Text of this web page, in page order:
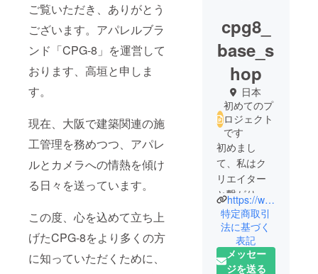
ご覧いただき、ありがとう
ございます。アパレルブラ
ンド「CPG-8」を運営して
おります、高垣と申しま
す。
現在、大阪で建築関連の施
工管理を務めつつ、アパレ
ルとカメラへの情熱を傾け
る日々を送っています。
この度、心を込めて立ち上
げたCPG-8をより多くの方
に知っていただくために、
cpg8_
base_s
hop
日本
初めてのプ
ロジェクト
です
初めまし
て、私はク
リエイター
と繋がり、
クリエイ
ターとアパ
レルを作れ
たらと思い
https://www.instagram.com/cyber_punk_summit_08?igsh=MTB0YnRicHhkYWI3eg%3D%3D&utm_source=qr
特定商取引
法に基づく
表記
メッセー
ジを送る